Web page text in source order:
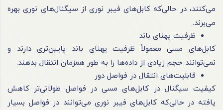
می‌کنند، در حالی‌که کابل‌های فیبر نوری از سیگنال‌های نوری بهره
می‌برند.
ظرفیت پهنای باند
کابل‌های مسی معمولاً ظرفیت پهنای باند پایین‌تری دارند و
نمی‌توانند حجم زیادی از داده‌ها را به طور همزمان انتقال بدهند.
قابلیت‌های انتقال در فواصل دور
کیفیت سیگنال در کابل‌های مسی در فواصل طولانی‌تر کاهش
یافته در حالی‌که کابل‌های فیبر نوری می‌توانند در فواصل بسیار